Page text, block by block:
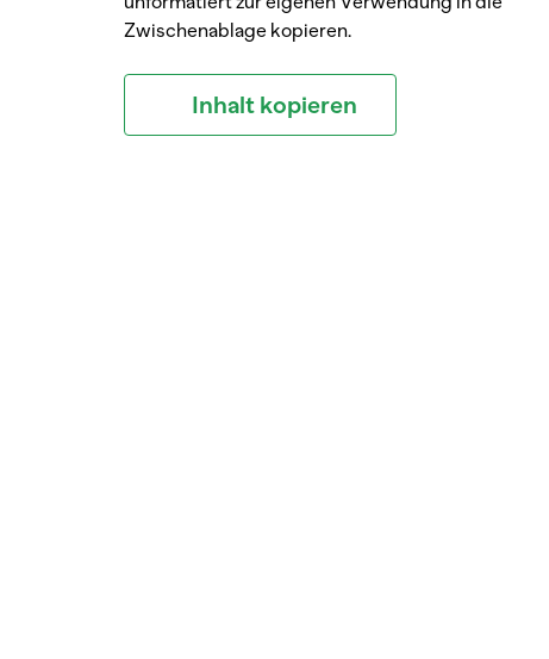
Zwischenablage kopieren.
Inhalt kopieren